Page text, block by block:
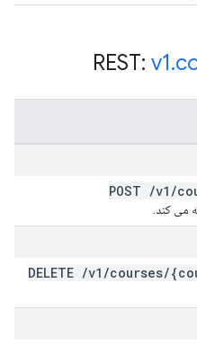
v1.
POST /v1 /
می کند.
DELETE /v1 /courses/